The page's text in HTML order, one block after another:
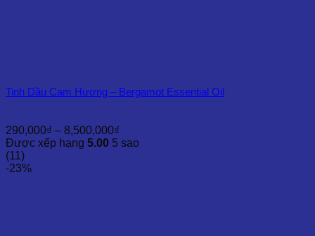
Tinh Dầu Cam Hương – Bergamot Essential Oil
290,000₫ – 8,500,000₫
giá:
Được xếp hạng 5.00 5 sao
(11)
-23%